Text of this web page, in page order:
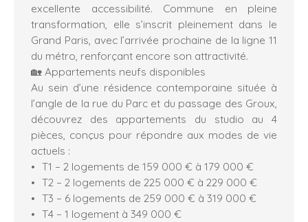
excellente accessibilité. Commune en pleine
transformation, elle s’inscrit pleinement dans le
Grand Paris, avec l’arrivée prochaine de la ligne 11
du métro, renforçant encore son attractivité.
🏡 Appartements neufs disponibles
Au sein d’une résidence contemporaine située à
l’angle de la rue du Parc et du passage des Groux,
découvrez des appartements du studio au 4
pièces, conçus pour répondre aux modes de vie
actuels :
T1 – 2 logements de 159 000 € à 179 000 €
T2 – 2 logements de 225 000 € à 229 000 €
T3 – 6 logements de 259 000 € à 319 000 €
T4 – 1 logement à 349 000 €